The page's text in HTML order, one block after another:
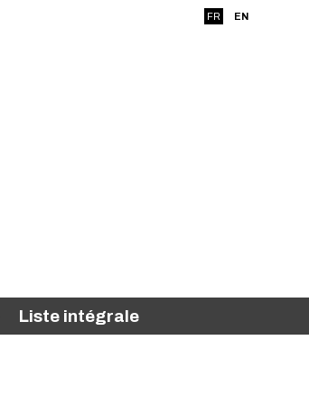
FR EN
Liste intégrale